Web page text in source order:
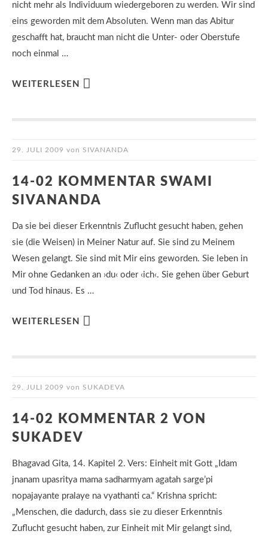
nicht mehr als Individuum wiedergeboren zu werden. Wir sind
eins geworden mit dem Absoluten. Wenn man das Abitur
geschafft hat, braucht man nicht die Unter- oder Oberstufe
noch einmal …
WEITERLESEN
29. JULI 2009 von SIVANANDA
14-02 KOMMENTAR SWAMI
SIVANANDA
Da sie bei dieser Erkenntnis Zuflucht gesucht haben, gehen
sie (die Weisen) in Meiner Natur auf. Sie sind zu Meinem
Wesen gelangt. Sie sind mit Mir eins geworden. Sie leben in
Mir ohne Gedanken an ›du‹ oder ‹ich‹. Sie gehen über Geburt
und Tod hinaus. Es …
WEITERLESEN
29. JULI 2009 von SUKADEVA
14-02 KOMMENTAR 2 VON
SUKADEV
Bhagavad Gita, 14. Kapitel 2. Vers: Einheit mit Gott „Idam
jnanam upasritya mama sadharmyam agatah sarge’pi
nopajayante pralaye na vyathanti ca.“ Krishna spricht:
„Menschen, die dadurch, dass sie zu dieser Erkenntnis
Zuflucht gesucht haben, zur Einheit mit Mir gelangt sind,